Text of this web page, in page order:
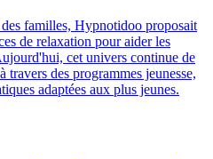
familles, Hypnotidoo proposait
de relaxation pour aider les
cet univers continue de
des programmes jeunesse,
adaptées aux plus jeunes.